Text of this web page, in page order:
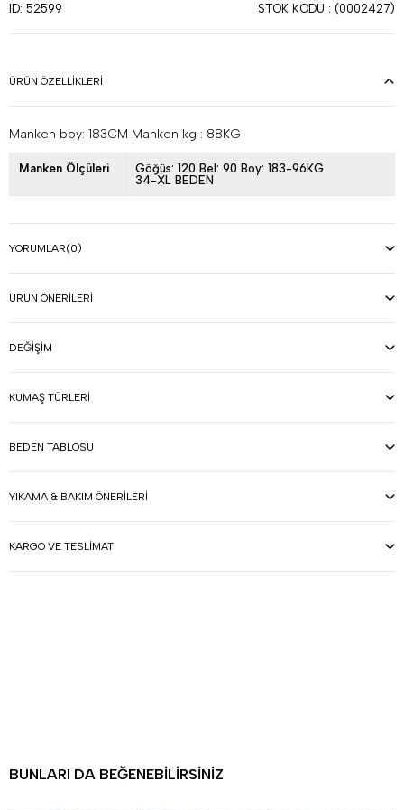
ID: 52599 STOK KODU (0002427)
ÜRÜN ÖZELLIKLERI
Manken boy: 183CM Manken kg : 88KG
Manken Ölçüleri
Göğüs: 120 Bel: 90 Boy: 183-96KG
34-XL BEDEN
YORUMLAR(0)
ÜRÜN ÖNERILERI
DEĞIŞIM
KUMAŞ TÜRLERI
BEDEN TABLOSU
YIKAMA & BAKIM ÖNERILERI
KARGO VE TESLIMAT
BUNLARI DA BEĞENEBILIRSINIZ